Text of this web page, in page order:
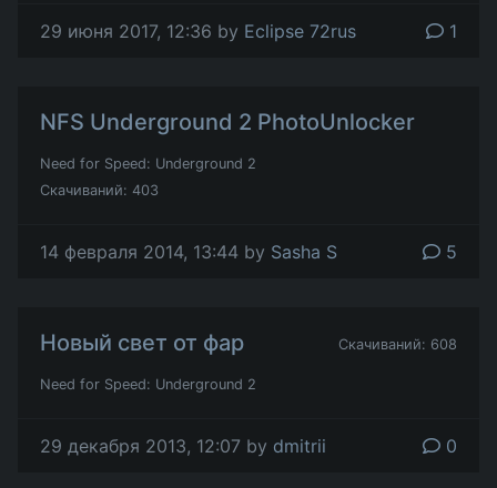
29 июня 2017, 12:36 by Eclipse 72rus 1
NFS Underground 2 PhotoUnlocker
Need for Speed: Underground 2
Скачиваний: 403
14 февраля 2014, 13:44 by Sasha S 5
Новый свет от фар
Need for Speed: Underground 2
Скачиваний: 608
29 декабря 2013, 12:07 by dmitrii 0